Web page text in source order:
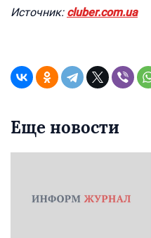
Источник: cluber.com.ua
Еще новости